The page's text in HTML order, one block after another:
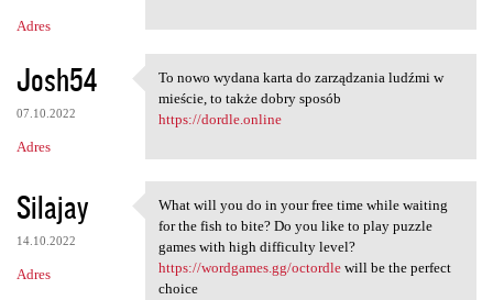
Adres
Josh54
07.10.2022
Adres
To nowo wydana karta do
To nowo wydana karta do zarządzania ludźmi w
mieście, to także dobry sposób
https://dordle.online
Silajay
14.10.2022
Adres
What will you do in your free
What will you do in your free time while waiting
for the fish to bite? Do you like to play puzzle
games with high difficulty level?
https://wordgames.gg/octordlewill be the perfect
choice